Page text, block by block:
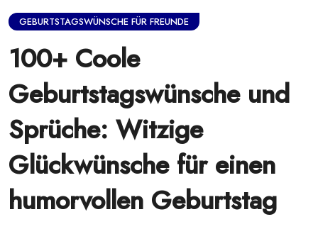
GEBURTSTAGSWÜNSCHE FÜR FREUNDE
100+ Coole
Geburtstagswünsche und
Sprüche: Witzige
Glückwünsche für einen
humorvollen Geburtstag